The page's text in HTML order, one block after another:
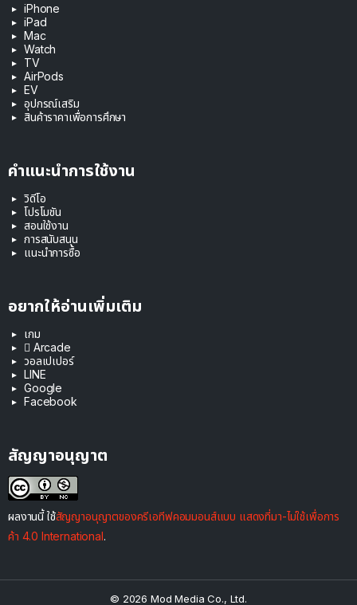
iPhone
iPad
Mac
Watch
TV
AirPods
EV
อุปกรณ์เสริม
สินค้าราคาเพื่อการศึกษา
คำแนะนำการใช้งาน
วิดีโอ
โปรโมชัน
สอนใช้งาน
การสนับสนุน
แนะนำการซื้อ
อยากให้อ่านเพิ่มเติม
เกม
 Arcade
วอลเปเปอร์
LINE
Google
Facebook
สัญญาอนุญาต
ผลงานนี้ ใช้สัญญาอนุญาตของครีเอทีฟคอมมอนส์แบบ แสดงที่มา-ไม่ใช้เพื่อการ
ค้า 4.0 International.
© 2026 Mod Media Co., Ltd.